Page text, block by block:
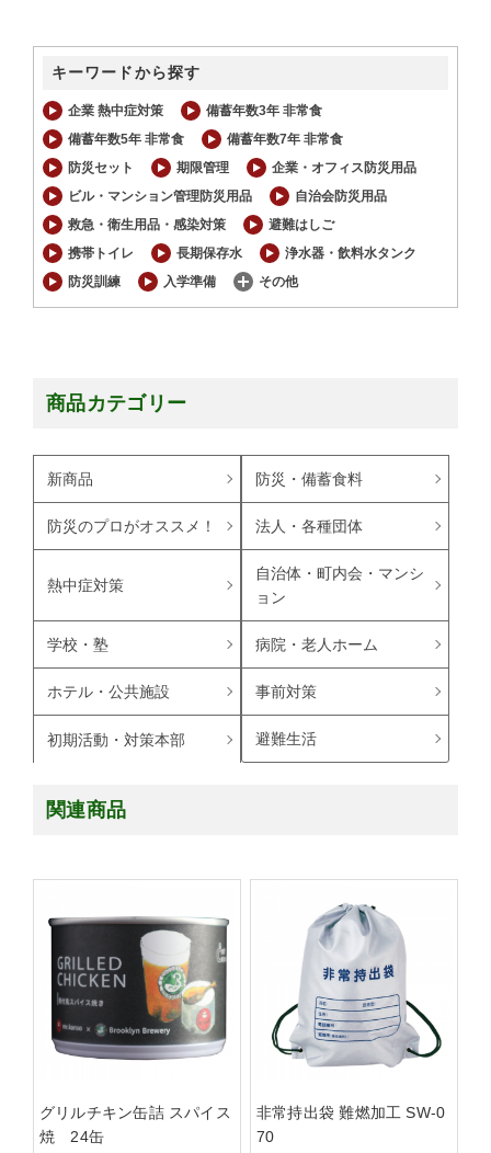
キーワードから探す
企業 熱中症対策
備蓄年数3年 非常食
備蓄年数5年 非常食
備蓄年数7年 非常食
防災セット
期限管理
企業・オフィス防災用品
ビル・マンション管理防災用品
自治会防災用品
救急・衛生用品・感染対策
避難はしご
携帯トイレ
長期保存水
浄水器・飲料水タンク
防災訓練
入学準備 その他
商品カテゴリー
新商品 防災・備蓄食料
防災のプロがオススメ！ 法人・各種団体
熱中症対策
自治体・町内会・マンシ
ョン
学校・塾 病院・老人ホーム
ホテル・公共施設 事前対策
初期活動・対策本部 避難生活
関連商品
グリルチキン缶詰 スパイス
焼 24缶
非常持出袋 難燃加工 SW-0
70